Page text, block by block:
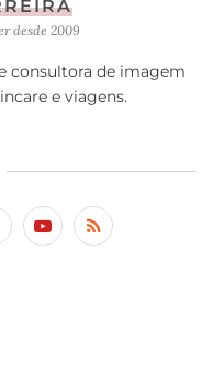
desde 2009
consultora de imagem
e viagens.